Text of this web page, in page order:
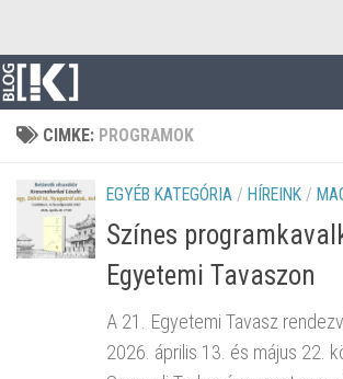
CIMKE: PROGRAMOK
EGYÉB KATEGÓRIA / HÍREINK /
Színes
Egyetemi Tavaszon
A 21. Egyetemi Tavasz
2026. április 13. és május 22.